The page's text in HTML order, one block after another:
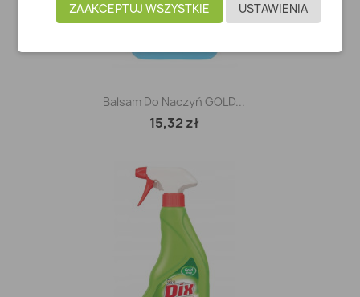
Balsam Do Naczyń GOLD...
15,32 zł
USTAWIENIA
ZAAKCEPTUJ WSZYSTKIE